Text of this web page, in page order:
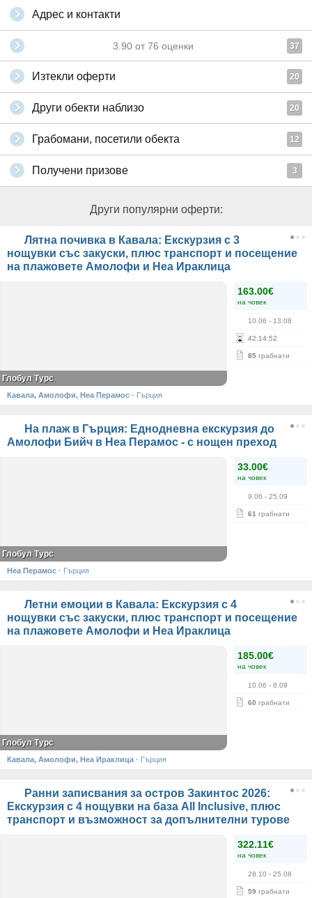
Адрес и контакти
3.90 от 76 оценки 37
Изтекли оферти 20
Други обекти наблизо 20
Грабомани, посетили обекта 12
Получени призове 3
Други популярни оферти:
Лятна почивка в Кавала: Екскурзия с 3
нощувки със закуски, плюс транспорт и посещение
на плажовете Амолофи и Неа Ираклица
163.00€
на човек
10.06 - 13.08
42:14:52
85 грабнати
Глобул Турс
Кавала, Амолофи, Неа Перамос · Гърция
На плаж в Гърция: Еднодневна екскурзия до
Амолофи Бийч в Неа Перамос - с нощен преход
33.00€
на човек
9.06 - 25.09
61 грабнати
Глобул Турс
Неа Перамос · Гърция
Летни емоции в Кавала: Екскурзия с 4
нощувки със закуски, плюс транспорт и посещение
на плажовете Амолофи и Неа Ираклица
185.00€
на човек
10.06 - 8.09
60 грабнати
Глобул Турс
Кавала, Амолофи, Неа Ираклица · Гърция
Ранни записвания за остров Закинтос 2026:
Екскурзия с 4 нощувки на база All Inclusive, плюс
транспорт и възможност за допълнителни турове
322.11€
на човек
28.10 - 25.08
59 грабнати